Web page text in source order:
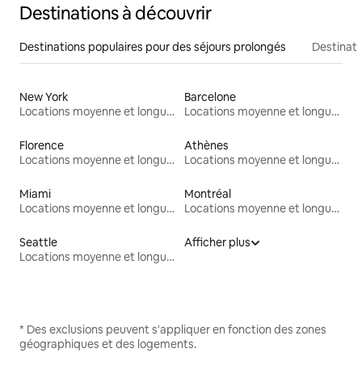
Destinations à découvrir
Destinations populaires pour des séjours prolongés
New York
Locations moyenne et longue durée
Barcelone
Locations moyenne et longue durée
Florence
Locations moyenne et longue durée
Athènes
Locations moyenne et longue durée
Miami
Locations moyenne et longue durée
Montréal
Locations moyenne et longue durée
Seattle
Locations moyenne et longue durée
Afficher plus
* Des exclusions peuvent s'appliquer en fonction des zones
géographiques et des logements.